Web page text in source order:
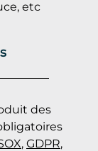
etc
des
, GDPR,